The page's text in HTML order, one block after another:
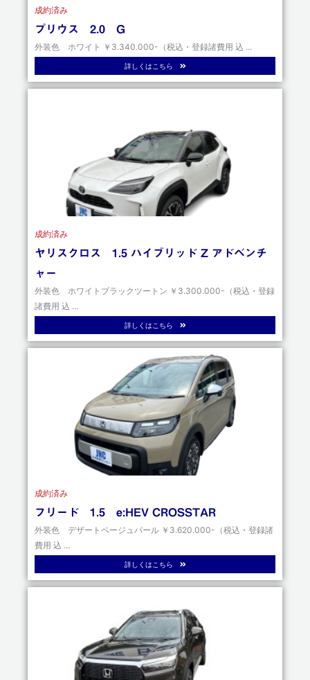
成約済み
プリウス 2.0 G
外装色 ホワイト ￥3.340.000-（税込・登録諸費用 込 ...
詳しくはこちら
成約済み
ヤリスクロス 1.5 ハイブリッド Z アドベンチ
ャー
外装色 ホワイトブラックツートン ￥3.300.000-（税込・登録
諸費用 込 ...
詳しくはこちら
成約済み
フリード 1.5 e:HEV CROSSTAR
外装色 デザートベージュパール ￥3.620.000-（税込・登録諸
費用 込 ...
詳しくはこちら